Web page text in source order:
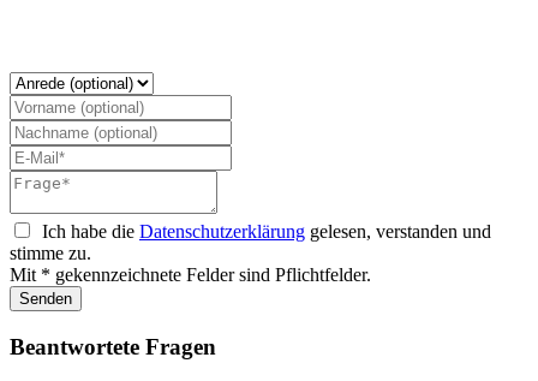
Ich habe die Datenschutzerklärung gelesen, verstanden und
stimme zu.
Mit * gekennzeichnete Felder sind Pflichtfelder.
Senden
Beantwortete Fragen